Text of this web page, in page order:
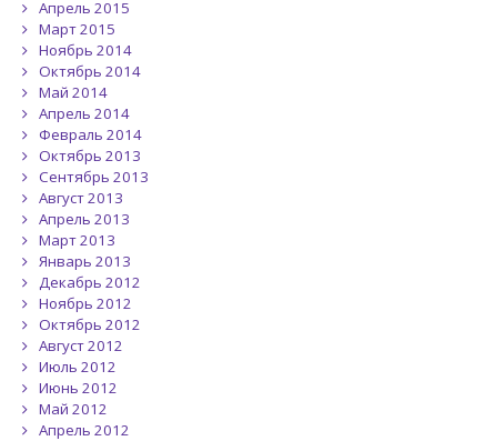
Апрель 2015
Март 2015
Ноябрь 2014
Октябрь 2014
Май 2014
Апрель 2014
Февраль 2014
Октябрь 2013
Сентябрь 2013
Август 2013
Апрель 2013
Март 2013
Январь 2013
Декабрь 2012
Ноябрь 2012
Октябрь 2012
Август 2012
Июль 2012
Июнь 2012
Май 2012
Апрель 2012